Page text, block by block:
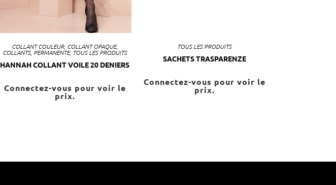
COLLANT COULEUR, COLLANT OPAQUE,
COLLANTS, PERMANENTE, TOUS LES PRODUITS
HANNAH COLLANT VOILE 20 DENIERS
Connectez-vous pour voir le
prix.
TOUS LES PRODUITS
SACHETS TRASPARENZE
Connectez-vous pour voir le
prix.